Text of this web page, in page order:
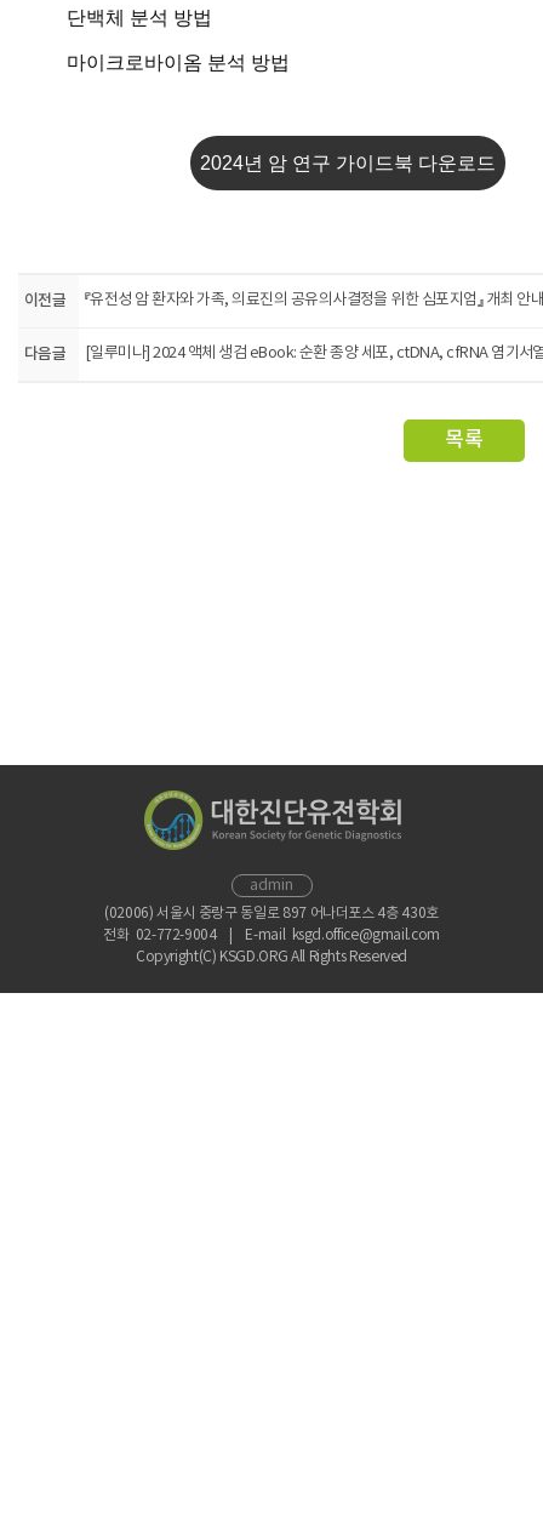
단백체 분석 방법
마이크로바이옴 분석 방법
2024년 암 연구 가이드북 다운로드
이전글 『유전성 암 환자와 가족, 의료진의 공유의사결정을 위한 심포지엄』 개최 안
다음글 [일루미나] 2024 액체 생검 eBook: 순환 종양 세포, ctDNA, cfRNA 염기서
목록
admin
(02006) 서울시 중랑구 동일로 897 어나더포스 4층 430호
전화 02-772-9004 | E-mail ksgd.office@gmail.com
Copyright(C) KSGD.ORG All Rights Reserved